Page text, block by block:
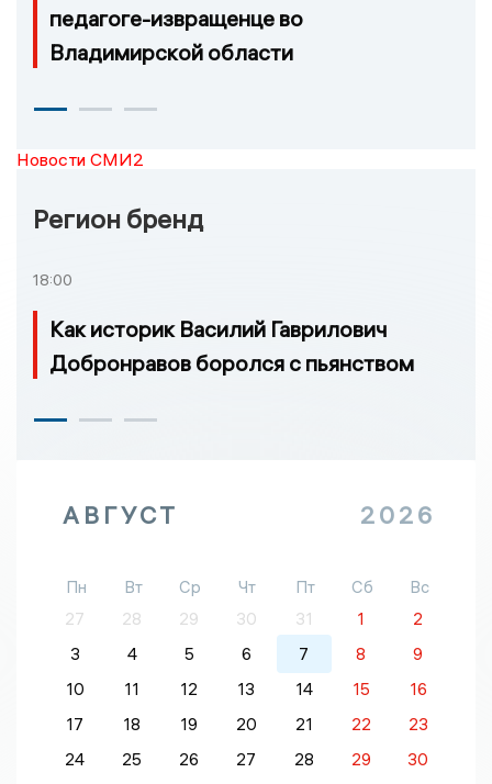
педагоге-извращенце во
Владимирской области
Новости СМИ2
Регион бренд
18:00
Как историк Василий Гаврилович
Добронравов боролся с пьянством
АВГУСТ 2026
Пн Вт Ср Чт Пт Сб
Вс
27
28 29 30 31 1
2
3
4 5 6 7 8
9
10
11 12 13 14 15
16
17
18 19 20 21 22
23
24
25 26 27 28 29
30